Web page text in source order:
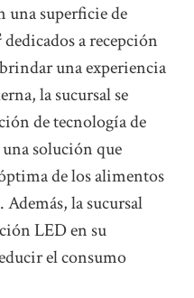
una superficie de
dedicados a recepción
una experiencia
la sucursal se
de tecnología de
solución que
de los alimentos
la sucursal
LED en su
el consumo